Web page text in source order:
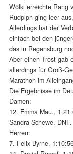
Wölki erreichte Rang
Rudplph ging leer
Allerdings hat der
einfach bei den
das in Regensburg
Aber einen Trost gab
allerdings für Groß-
Marathon im
Die Ergebnisse im
Damen:
12. Emma Mau.,
Sandra Schewe, DNF.
Herren:
7. Felix Byrne,